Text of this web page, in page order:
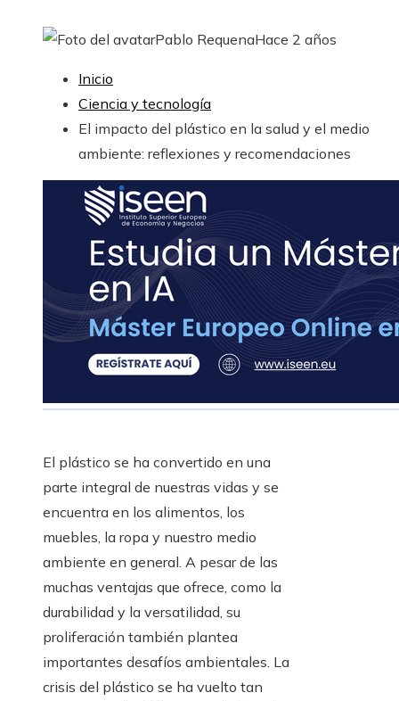
Pablo RequenaHace 2 años
Inicio
Ciencia y tecnología
El impacto del plástico en la salud y el medio
ambiente: reflexiones y recomendaciones
El plástico se ha convertido en una
parte integral de nuestras vidas y se
encuentra en los alimentos, los
muebles, la ropa y nuestro medio
ambiente en general. A pesar de las
muchas ventajas que ofrece, como la
durabilidad y la versatilidad, su
proliferación también plantea
importantes desafíos ambientales. La
crisis del plástico se ha vuelto tan